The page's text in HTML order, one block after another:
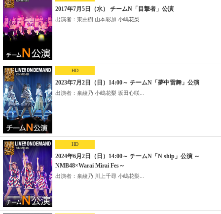
2017年7月5日（水） チームN「目撃者」公演
出演者：東由樹 山本彩加 小嶋花梨...
HD
2023年7月2日（日）14:00～ チームN「夢中雷舞」公演
出演者：泉綾乃 小嶋花梨 坂田心咲...
HD
2024年6月2日（日）14:00～ チームN「N ship」公演 ～
NMB48×Warai Mirai Fes～
出演者：泉綾乃 川上千尋 小嶋花梨...